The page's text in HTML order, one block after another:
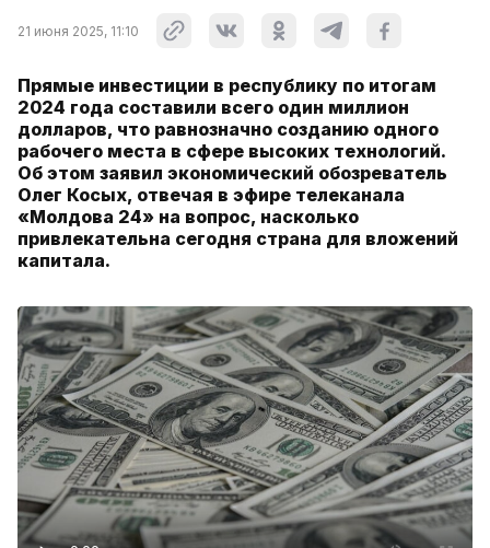
21 июня 2025, 11:10
Прямые инвестиции в республику по итогам
2024 года составили всего один миллион
долларов, что равнозначно созданию одного
рабочего места в сфере высоких технологий.
Об этом заявил экономический обозреватель
Олег Косых, отвечая в эфире телеканала
«Молдова 24» на вопрос, насколько
привлекательна сегодня страна для вложений
капитала.